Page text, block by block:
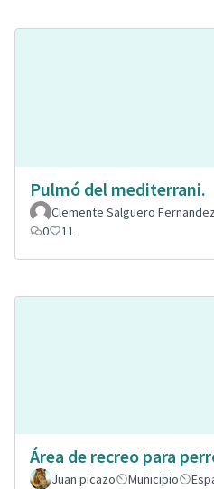
Pulmó del mediterrani.
Clemente Salguero Fernandez
0
11
Área de recreo para
Juan picazo
Municipio